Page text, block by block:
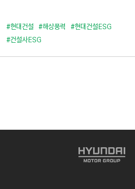
#현대건설 #해상풍력 #현대건설ESG
#건설사ESG